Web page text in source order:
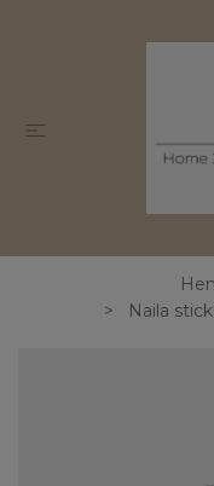
Naila